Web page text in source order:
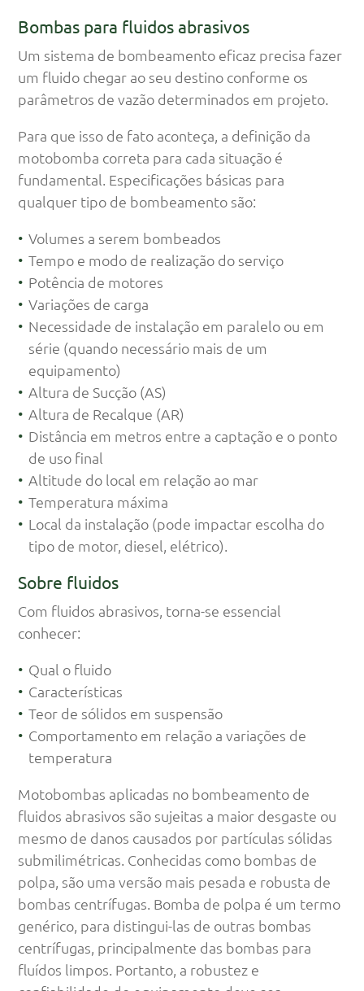
Bombas para fluidos abrasivos
Um sistema de bombeamento eficaz precisa fazer
um fluido chegar ao seu destino conforme os
parâmetros de vazão determinados em projeto.
Para que isso de fato aconteça, a definição da
motobomba correta para cada situação é
fundamental. Especificações básicas para
qualquer tipo de bombeamento são:
Volumes a serem bombeados
Tempo e modo de realização do serviço
Potência de motores
Variações de carga
Necessidade de instalação em paralelo ou em
série (quando necessário mais de um
equipamento)
Altura de Sucção (AS)
Altura de Recalque (AR)
Distância em metros entre a captação e o ponto
de uso final
Altitude do local em relação ao mar
Temperatura máxima
Local da instalação (pode impactar escolha do
tipo de motor, diesel, elétrico).
Sobre fluidos
Com fluidos abrasivos, torna-se essencial
conhecer:
Qual o fluido
Características
Teor de sólidos em suspensão
Comportamento em relação a variações de
temperatura
Motobombas aplicadas no bombeamento de
fluidos abrasivos são sujeitas a maior desgaste ou
mesmo de danos causados por partículas sólidas
submilimétricas. Conhecidas como bombas de
polpa, são uma versão mais pesada e robusta de
bombas centrífugas. Bomba de polpa é um termo
genérico, para distingui-las de outras bombas
centrífugas, principalmente das bombas para
fluídos limpos. Portanto, a robustez e